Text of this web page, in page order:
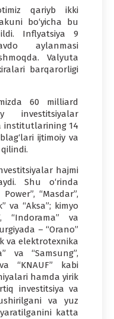
qariyb ikki
bo‘yicha bu
Inflyatsiya 9
aylanmasi
Valyuta
barqarorligi
60 milliard
investitsiyalar
institutlarining 14
ijtimoiy va
hajmi
Shu o‘rinda
“Masdar”,
va “Aksa”; kimyo
“Indorama” va
– “Orano”
va elektrotexnika
va “Samsung”,
“KNAUF” kabi
hamda yirik
investitsiya va
va yuz
katta